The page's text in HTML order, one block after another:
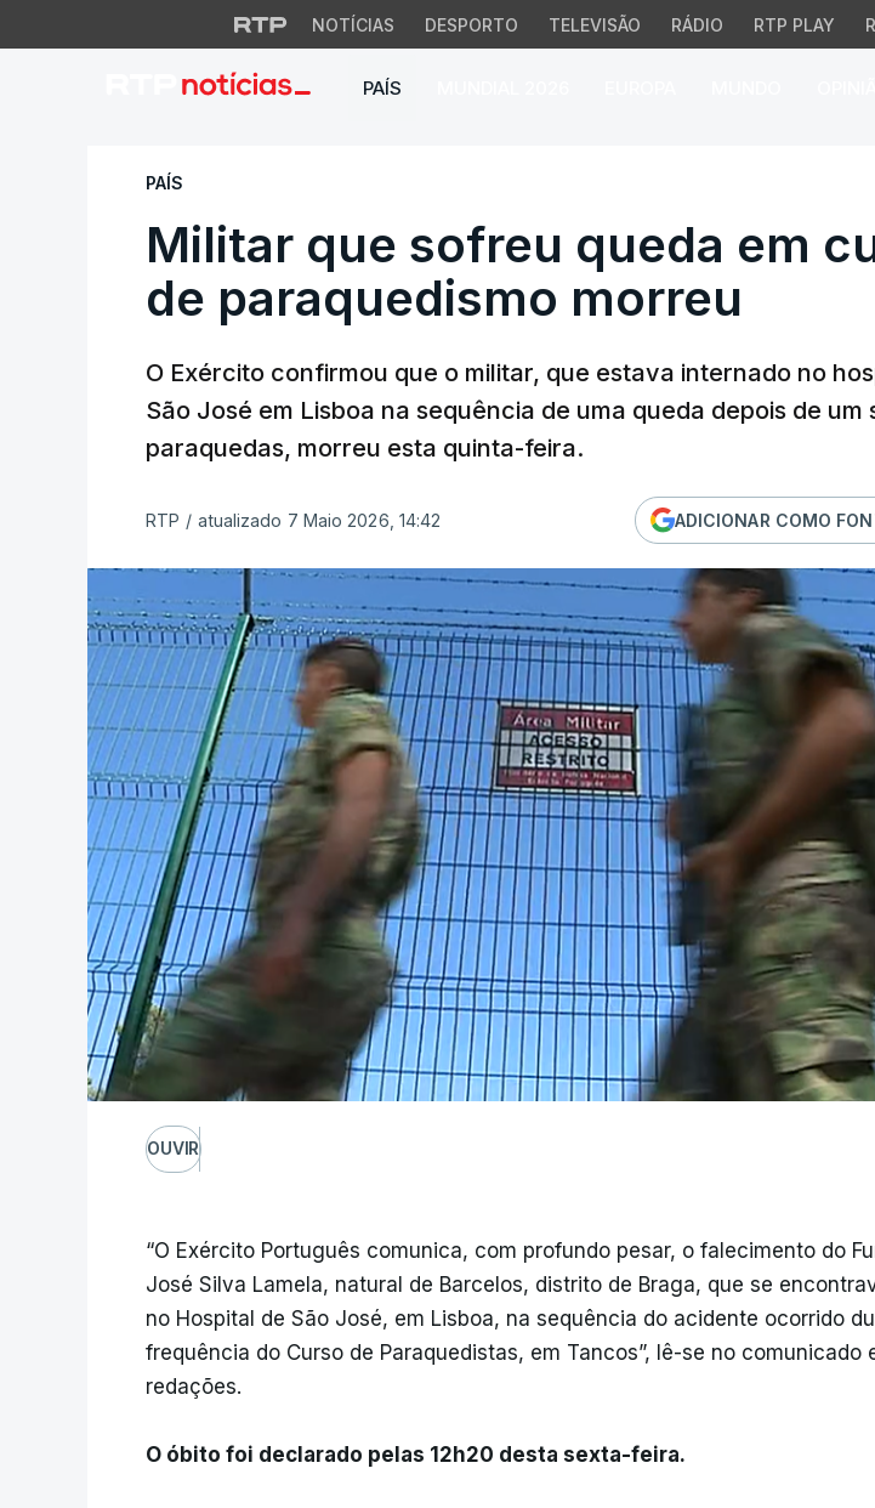
NOTÍCIAS DESPORTO TELEVISÃO RÁDIO RTP PLAY
PAÍS
Militar que sofreu queda em
PAÍS
Militar que sofreu queda em
de paraquedismo morreu
O Exército confirmou que o militar, que estava internado no
São José em Lisboa na sequência de uma queda depois de um
paraquedas, morreu esta quinta-feira.
RTP / atualizado 7 Maio 2026, 14:42 ADICIONAR COMO
OUVIR
“O Exército Português comunica, com profundo pesar, o falecimento do
José Silva Lamela, natural de Barcelos, distrito de Braga, que se
no Hospital de São José, em Lisboa, na sequência do acidente ocorrido
frequência do Curso de Paraquedistas, em Tancos”, lê-se no comunicado
redações.
O óbito foi declarado pelas 12h20 desta sexta-feira.